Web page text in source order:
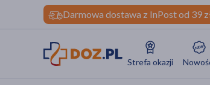
Darmowa dostawa z InPost od 39
Strefa okazji